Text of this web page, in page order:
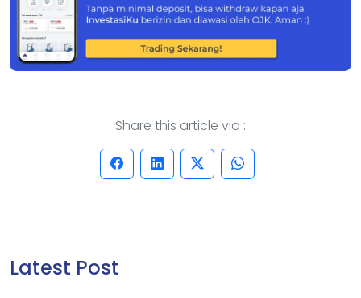
Share this article via :
Latest Post